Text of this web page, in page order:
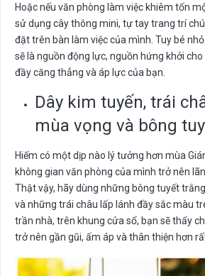
Hoặc nếu văn phòng làm việc khiêm tốn
sử dụng cây thông mini, tự tay trang trí
đặt trên bàn làm việc của mình. Tuy bé
sẽ là nguồn động lực, nguồn hứng khởi
đầy căng thẳng và áp lực của bạn.
Dây kim tuyến, trái
mùa vọng và bông
Hiếm có một dịp nào lý tưởng hơn mùa
không gian văn phòng của mình trở nên
Thật vậy, hãy dùng những bông tuyết
và những trái châu lấp lánh đầy sắc màu
trần nhà, trên khung cửa sổ, bạn sẽ thấy
trở nên gần gũi, ấm áp và thân thiện hơn